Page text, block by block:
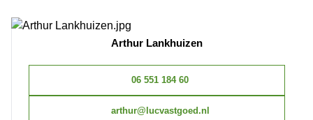
Arthur Lankhuizen
06 551 184 60
arthur@lucvastgoed.nl